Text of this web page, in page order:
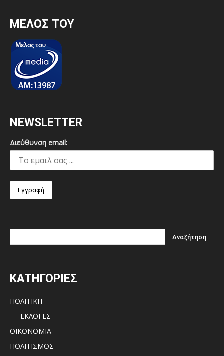
MEΛΟΣ ΤΟΥ
NEWSLETTER
Διεύθυνση email:
ΚΑΤΗΓΟΡΙΕΣ
ΠΟΛΙΤΙΚΗ
ΕΚΛΟΓΕΣ
ΟΙΚΟΝΟΜΙΑ
ΠΟΛΙΤΙΣΜΟΣ